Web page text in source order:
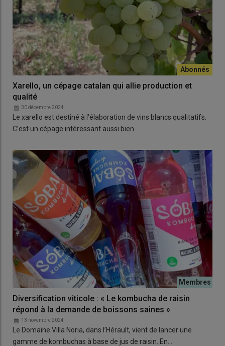
Xarello, un cépage catalan qui allie production et
qualité
30 décembre 2024
Le xarello est destiné à l'élaboration de vins blancs qualitatifs.
C’est un cépage intéressant aussi bien…
Diversification viticole : « Le kombucha de raisin
répond à la demande de boissons saines »
13 novembre 2024
Le Domaine Villa Noria, dans l’Hérault, vient de lancer une
gamme de kombuchas à base de jus de raisin. En…